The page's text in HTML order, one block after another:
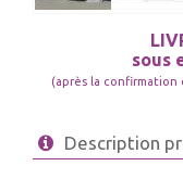
sous
(après la
Description